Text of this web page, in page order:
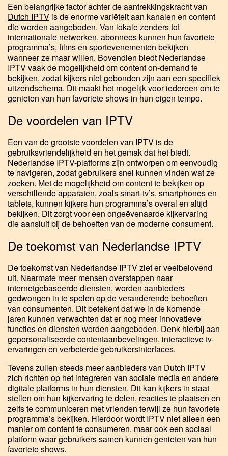
Een belangrijke factor achter de aantrekkingskracht van
Dutch IPTV is de enorme variëteit aan kanalen en content
die worden aangeboden. Van lokale zenders tot
internationale netwerken, abonnees kunnen hun favoriete
programma’s, films en sportevenementen bekijken
wanneer ze maar willen. Bovendien biedt Nederlandse
IPTV vaak de mogelijkheid om content on-demand te
bekijken, zodat kijkers niet gebonden zijn aan een specifiek
uitzendschema. Dit maakt het mogelijk voor iedereen om te
genieten van hun favoriete shows in hun eigen tempo.
De voordelen van IPTV
Een van de grootste voordelen van IPTV is de
gebruiksvriendelijkheid en het gemak dat het biedt.
Nederlandse IPTV-platforms zijn ontworpen om eenvoudig
te navigeren, zodat gebruikers snel kunnen vinden wat ze
zoeken. Met de mogelijkheid om content te bekijken op
verschillende apparaten, zoals smart-tv’s, smartphones en
tablets, kunnen kijkers hun programma’s overal en altijd
bekijken. Dit zorgt voor een ongeëvenaarde kijkervaring
die aansluit bij de behoeften van de moderne consument.
De toekomst van Nederlandse IPTV
De toekomst van Nederlandse IPTV ziet er veelbelovend
uit. Naarmate meer mensen overstappen naar
internetgebaseerde diensten, worden aanbieders
gedwongen in te spelen op de veranderende behoeften
van consumenten. Dit betekent dat we in de komende
jaren kunnen verwachten dat er nog meer innovatieve
functies en diensten worden aangeboden. Denk hierbij aan
gepersonaliseerde contentaanbevelingen, interactieve tv-
ervaringen en verbeterde gebruikersinterfaces.
Tevens zullen steeds meer aanbieders van Dutch IPTV
zich richten op het integreren van sociale media en andere
digitale platforms in hun diensten. Dit kan kijkers in staat
stellen om hun kijkervaring te delen, reacties te plaatsen en
zelfs te communiceren met vrienden terwijl ze hun favoriete
programma’s bekijken. Hierdoor wordt IPTV niet alleen een
manier om content te consumeren, maar ook een sociaal
platform waar gebruikers samen kunnen genieten van hun
favoriete shows.